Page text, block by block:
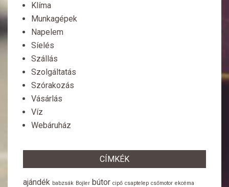
Klíma
Munkagépek
Napelem
Síelés
Szállás
Szolgáltatás
Szórakozás
Vásárlás
Víz
Webáruház
CÍMKÉK
ajándék babzsák Bojler bútor cipő csaptelep csőmotor ekcéma